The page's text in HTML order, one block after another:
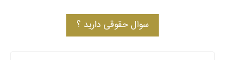
سوال حقوقی دارید ؟